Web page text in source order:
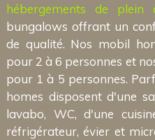
hébergements de plein
bungalows offrant un
de qualité. Nos mobil
pour 2 à 6 personnes et
pour 1 à 5 personnes.
homes disposent d'une
lavabo, WC, d'une
réfrigérateur, évier et